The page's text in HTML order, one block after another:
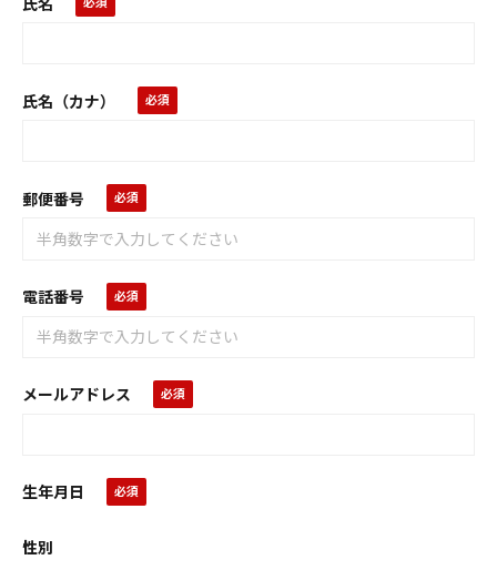
氏名（カナ）
郵便番号
電話番号
メールアドレス
生年月日
性別